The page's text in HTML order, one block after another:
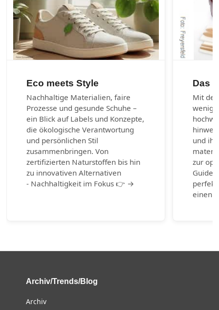
Eco meets Style
Nachhaltige Materialien, faire
Prozesse und gesunde Schuhe –
ein Blick auf Labels und Konzepte,
die ökologische Verantwortung
und persönlichen Stil
zusammenbringen. Von
zertifizierten Naturstoffen bis hin
zu innovativen Alternativen
- Nachhaltigkeit im Fokus 👉 →
Das
Mit
wenig
und
zur
Guide
einen
Archiv/Trends/Blog
Archiv